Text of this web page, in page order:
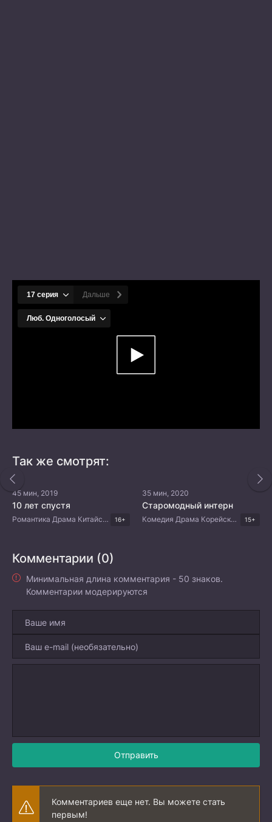
Так же смотрят:
45 мин, 2019
10 лет спустя
Романтика Драма Китайские дорамы 16+
35 мин, 2020
Старомодный интерн
Комедия Драма Корейские дорамы 15+
Комментарии (0)
Минимальная длина комментария - 50 знаков.
Комментарии модерируются
Отправить
Комментариев еще нет. Вы можете стать
первым!